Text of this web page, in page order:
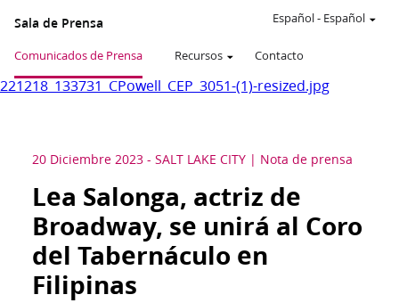
Sala de Prensa
Comunicados de Prensa Recursos Contacto
Español- Español
221218_133731_CPowell_CEP_3051-(1)-resized.jpg
20 Diciembre 2023 - SALT LAKE CITY Nota de prensa
Lea Salonga, actriz de
Broadway, se unirá al Coro
del Tabernáculo en
Filipinas